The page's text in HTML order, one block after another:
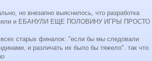
но внезапно выяснилось, что разработка
взяли и ЕБАНУЛИ ЕЩЕ ПОЛОВИНУ ИГРЫ ПРОСТО
старых финалок: "если бы мы следовали
и различать их было бы тяжело". так что